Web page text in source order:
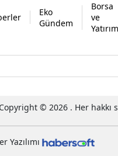
Eko
Gündem
Borsa
ve
Yatırım
Copyright © 2026 . Her hakkı
Yazılımı